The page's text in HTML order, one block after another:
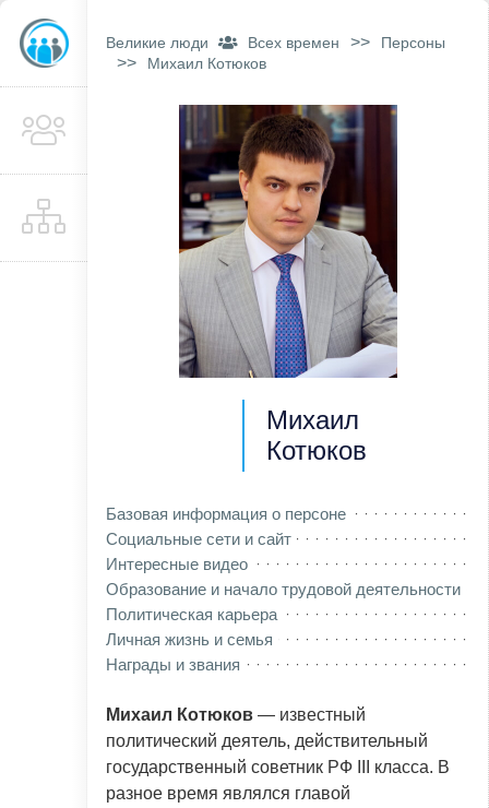
Великие люди Всех времен >> Персоны
>> Михаил Котюков
Михаил
Котюков
Базовая информация о персоне
Социальные сети и сайт
Интересные видео
Образование и начало трудовой деятельности
Политическая карьера
Личная жизнь и семья
Награды и звания
Михаил Котюков — известный
политический деятель, действительный
государственный советник РФ III класса. В
разное время являлся главой